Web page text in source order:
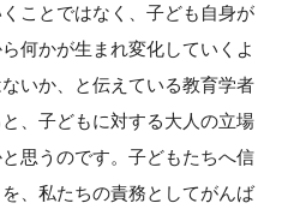
ことではなく、子ども自身が
何かが生まれ変化していくよ
いか、と伝えている教育学者
、子どもに対する大人の立場
思うのです。子どもたちへ信
、私たちの責務としてがんば